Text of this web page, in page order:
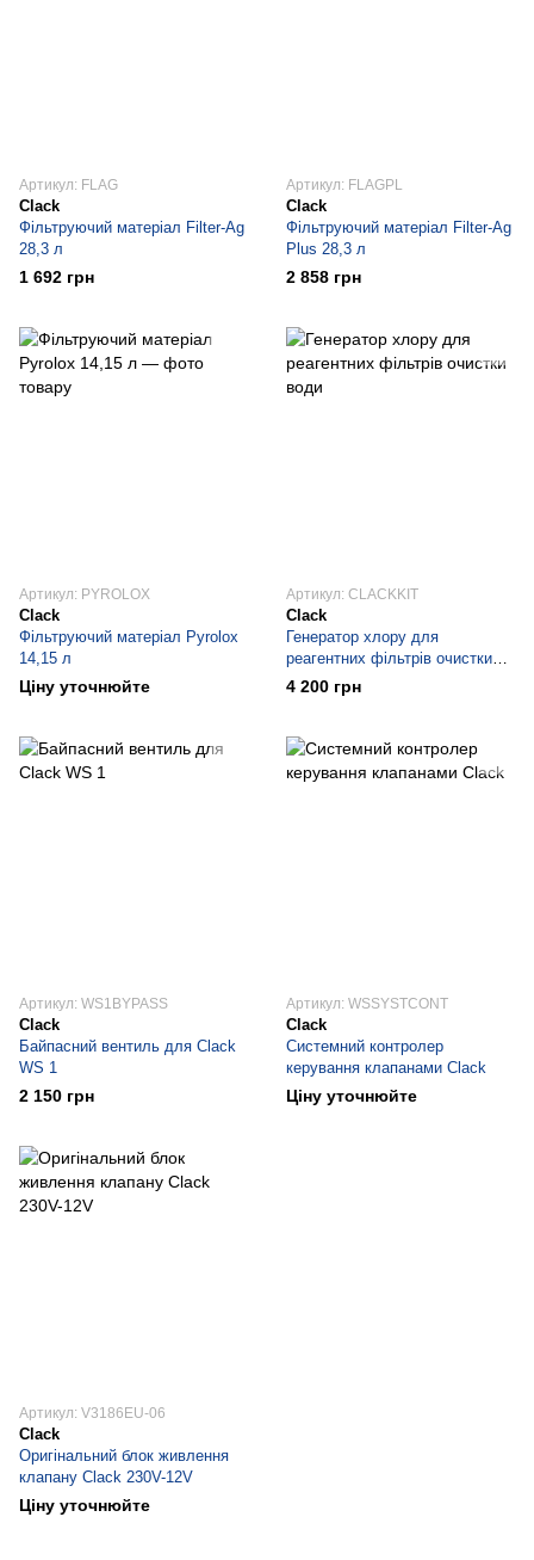
Артикул: FLAG
Clack
Фільтруючий матеріал Filter-Ag
28,3 л
1 692 грн
Артикул: FLAGPL
Clack
Фільтруючий матеріал Filter-Ag
Plus 28,3 л
2 858 грн
Артикул: PYROLOX
Clack
Фільтруючий матеріал Pyrolox
14,15 л
Ціну уточнюйте
Артикул: CLACKKIT
Clack
Генератор хлору для
реагентних фільтрів очистки
води
4 200 грн
Артикул: WS1BYPASS
Clack
Байпасний вентиль для Clack
WS 1
2 150 грн
Артикул: WSSYSTCONT
Clack
Системний контролер
керування клапанами Clack
Ціну уточнюйте
Артикул: V3186EU-06
Clack
Оригінальний блок живлення
клапану Clack 230V-12V
Ціну уточнюйте